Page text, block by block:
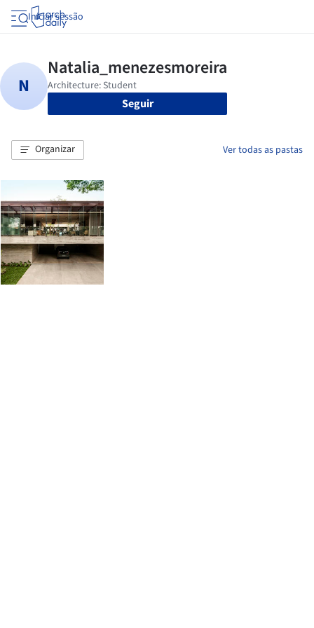
Iniciar sessão
Seguir
Organizar Ver todas as pastas